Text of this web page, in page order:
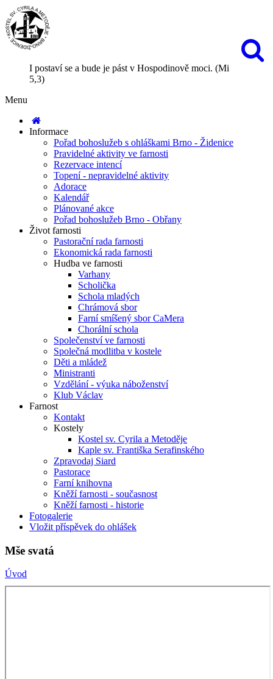
I postaví se a bude je pást v Hospodinově moci. (Mi
5,3)
Menu
Informace
Pořad bohoslužeb s ohláškami Brno - Židenice
Pravidelné aktivity ve farnosti
Rezervace intencí
Topení - nepravidelné aktivity
Adorace
Kalendář
Plánované akce
Pořad bohoslužeb Brno - Obřany
Život farnosti
Pastorační rada farnosti
Ekonomická rada farnosti
Hudba ve farnosti
Varhany
Scholička
Schola mladých
Chrámová sbor
Farní smíšený sbor CaMera
Chorální schola
Společenství ve farnosti
Společná modlitba v kostele
Děti a mládež
Ministranti
Vzdělání - výuka náboženství
Klub Václav
Farnost
Kontakt
Kostely
Kostel sv. Cyrila a Metoděje
Kaple sv. Františka Serafinského
Zpravodaj Siard
Pastorace
Farní knihovna
Kněží farnosti - současnost
Kněží farnosti - historie
Fotogalerie
Vložit příspěvek do ohlášek
Mše svatá
Úvod